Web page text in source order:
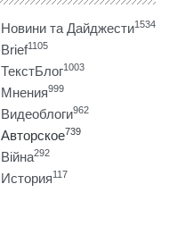
Новини та Дайджести1534
Brief1105
ТекстБлог1003
Мнения999
Видеоблоги962
Авторское739
Війна292
История117